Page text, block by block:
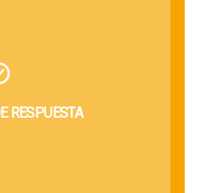
RESPUESTA